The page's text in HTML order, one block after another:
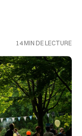
14 MIN DE LECTURE